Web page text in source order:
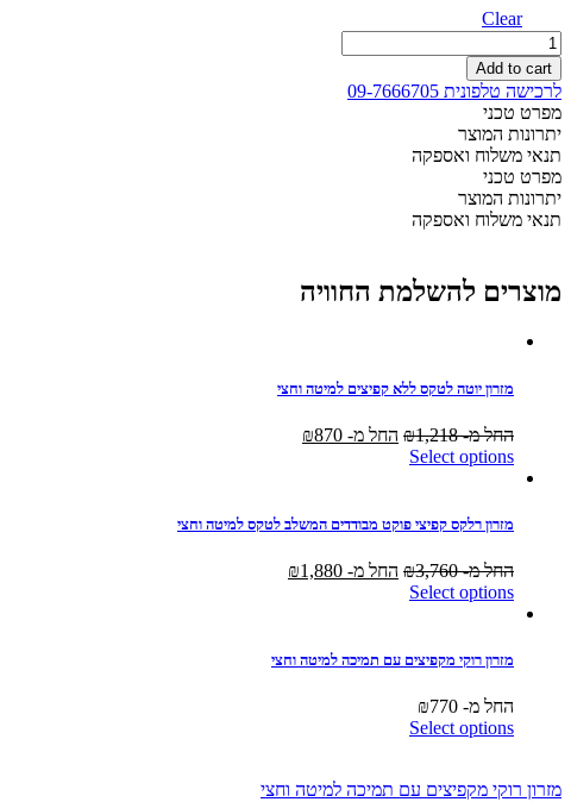
Clear
בסיס
מיטה
מרופד
עם
מסגרת
למיטה
וחצי
120/190
quantity
Add to cart
לרכישה טלפונית 09-7666705
מפרט טכני
יתרונות המוצר
תנאי משלוח ואספקה
מפרט טכני
יתרונות המוצר
תנאי משלוח ואספקה
מוצרים להשלמת החוויה
מזרון יוטה לטקס ללא קפיצים למיטה וחצי
החל מ- ₪1,218 החל מ- ₪870
Select options
מזרון רלקס קפיצי פוקט מבודדים המשלב לטקס למיטה וחצי
החל מ- ₪3,760 החל מ- ₪1,880
Select options
מזרון רוקי מקפיצים עם תמיכה למיטה וחצי
החל מ- ₪770
Select options
מזרון רוקי מקפיצים עם תמיכה למיטה וחצי